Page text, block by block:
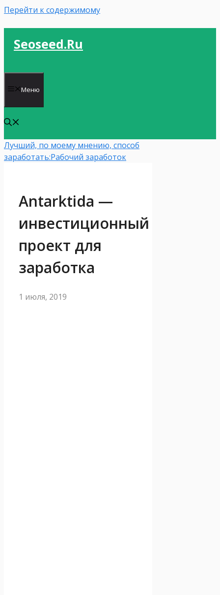
Перейти к содержимому
Seoseed.ru
Меню
Лучший, по моему мнению, способ
заработать:Рабочий заработок
Аntarktida —
инвестиционный
проект для
заработка
1 июля, 2019